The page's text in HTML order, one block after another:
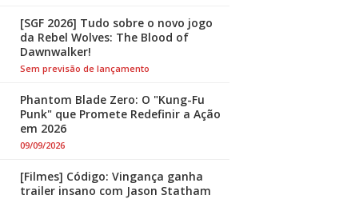
[SGF 2026] Tudo sobre o novo jogo
da Rebel Wolves: The Blood of
Dawnwalker!
Sem previsão de lançamento
Phantom Blade Zero: O "Kung-Fu
Punk" que Promete Redefinir a Ação
em 2026
09/09/2026
[Filmes] Código: Vingança ganha
trailer insano com Jason Statham